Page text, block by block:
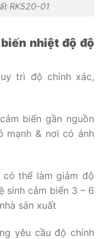
RK520-01
nhiệt độ độ
trì độ chính xác,
biến gần nguồn
mạnh & nơi có ánh
thể làm giảm độ
sinh cảm biến 3 – 6
sản xuất
yêu cầu độ chính